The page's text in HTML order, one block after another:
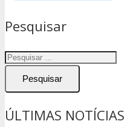
Pesquisar
Pesquisar
ÚLTIMAS NOTÍCIAS